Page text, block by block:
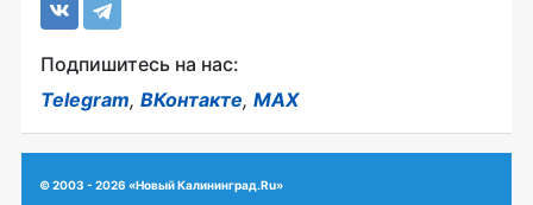
Подпишитесь на нас:
Telegram, ВКонтакте, MAX
© 2003 - 2026 «Новый Калининград.Ru»